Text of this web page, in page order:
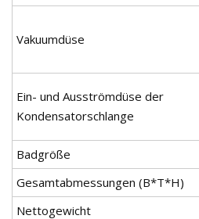
Vakuumdüse
Ein- und Ausströmdüse der
Kondensatorschlange
Badgröße
Gesamtabmessungen (B*T*H)
Nettogewicht